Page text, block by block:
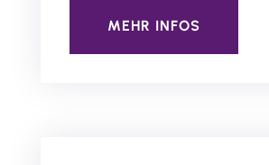
MEHR INFOS